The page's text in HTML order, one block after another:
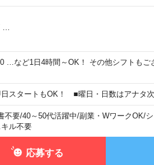
…など1日4時間～OK！ その他シフトもご
スタートもOK！ ■曜日・日数はアナタ次
不要/40～50代活躍中/副業・WワークOK/
ル不要
応募する